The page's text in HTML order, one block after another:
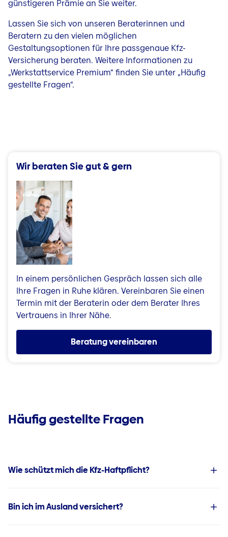
günstigeren Prämie an Sie weiter.
Lassen Sie sich von unseren Beraterinnen und
Beratern zu den vielen möglichen
Gestaltungsoptionen für Ihre passgenaue Kfz-
Versicherung beraten. Weitere Informationen zu
„Werkstattservice Premium“ finden Sie unter „Häufig
gestellte Fragen“.
Wir beraten Sie gut & gern
In einem persönlichen Gespräch lassen sich alle
Ihre Fragen in Ruhe klären. Vereinbaren Sie einen
Termin mit der Beraterin oder dem Berater Ihres
Vertrauens in Ihrer Nähe.
Beratung vereinbaren
Häufig gestellte Fragen
Wie schützt mich die Kfz-Haftpflicht?
Bin ich im Ausland versichert?